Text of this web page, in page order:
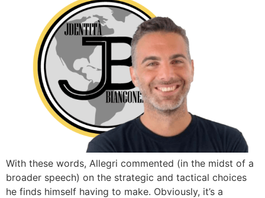
With these words, Allegri commented (in the midst of a
broader speech) on the strategic and tactical choices
he finds himself having to make. Obviously, it’s a